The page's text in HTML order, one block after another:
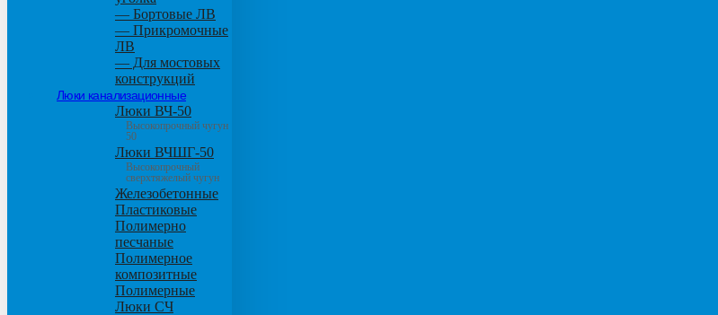
— Бортовые ЛВ
— Прикромочные
ЛВ
— Для мостовых
конструкций
Люки канализационные
Люки ВЧ-50
Высокопрочный чугун
50
Люки ВЧШГ-50
Высокопрочный
сверхтяжелый чугун
Железобетонные
Пластиковые
Полимерно
песчаные
Полимерное
композитные
Полимерные
Люки СЧ